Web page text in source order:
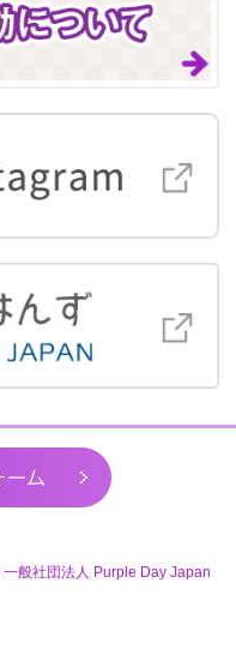
一般社団法人 Purple Day Japan